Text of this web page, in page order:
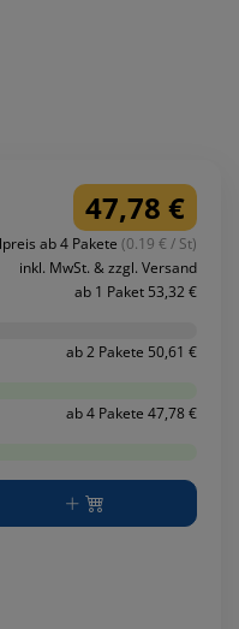
47,78 €
ab 4 Pakete (0.19 € / St)
inkl. MwSt. & zzgl. Versand
ab 1 Paket 53,32 €
ab 2 Pakete 50,61 €
ab 4 Pakete 47,78 €